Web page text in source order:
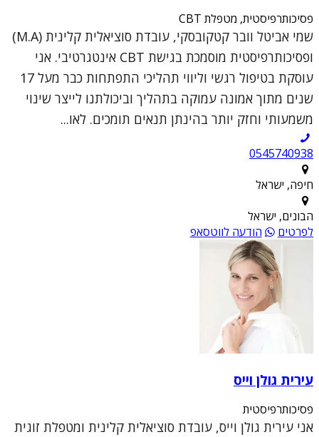
פסיכותרפיסטית, מטפלת CBT
שמי אביטל וובר קטקובסקי, עובדת סוציאלית קלינית (M.A)
ופסיכותרפיסטית מוסמכת בגישת CBT אינטגרטיבי. אני
עוסקת בטיפול רגשי וליווי תהליכי התפתחות כבר מעל 17
שנים מתוך אמונה עמוקה בתהליך וביכולתנו לייצר שינוי
משמעותי וחזק יותר בהינתן תנאים תומכים. לאו...
0545740938
חיפה, ישראל
הבונים, ישראל
לפרטים
הודעה לווטסאפ
עירית גולן וייס
פסיכותרפיסטית
אני עירית גולן וייס, עובדת סוציאלית קלינית ומטפלת זוגית